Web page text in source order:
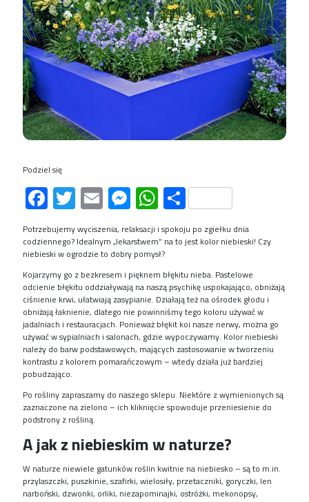
Podziel się
Facebook
Twitter
EmailMessenger
WhatsApp
Share
Potrzebujemy wyciszenia, relaksacji i spokoju po zgiełku dnia
codziennego? Idealnym „lekarstwem” na to jest kolor niebieski! Czy
niebieski w ogrodzie to dobry pomysł?
Kojarzymy go z bezkresem i pięknem błękitu nieba. Pastelowe
odcienie błękitu oddziaływają na naszą psychikę uspokajająco, obniżają
ciśnienie krwi, ułatwiają zasypianie. Działają też na ośrodek głodu i
obniżają łaknienie, dlatego nie powinniśmy tego koloru używać w
jadalniach i restauracjach. Ponieważ błękit koi nasze nerwy, można go
używać w sypialniach i salonach, gdzie wypoczywamy. Kolor niebieski
należy do barw podstawowych, mających zastosowanie w tworzeniu
kontrastu z kolorem pomarańczowym – wtedy działa już bardziej
pobudzająco.
Po rośliny zapraszamy do naszego sklepu. Niektóre z wymienionych są
zaznaczone na zielono – ich kliknięcie spowoduje przeniesienie do
podstrony z rośliną.
A jak z niebieskim w naturze?
W naturze niewiele gatunków roślin kwitnie na niebiesko – są to m.in.
przylaszczki, puszkinie, szafirki, wielosiły, przetaczniki, goryczki, len
narboński, dzwonki, orliki, niezapominajki, ostróżki, mekonopsy,